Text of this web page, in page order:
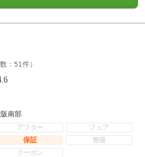
： 51件）
南部
アフター
フェア
保証
整備
クーポン